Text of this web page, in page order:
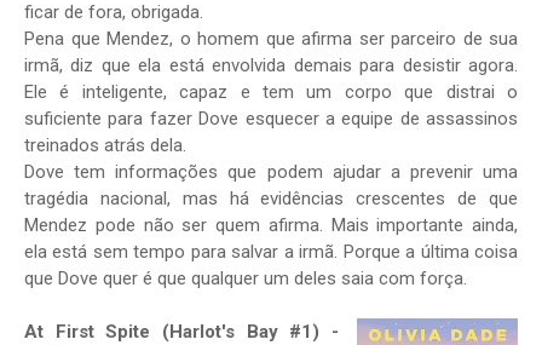
ficar de fora, obrigada.
Pena que Mendez, o homem que afirma ser parceiro de sua
irmã, diz que ela está envolvida demais para desistir agora.
Ele é inteligente, capaz e tem um corpo que distrai o
suficiente para fazer Dove esquecer a equipe de assassinos
treinados atrás dela.
Dove tem informações que podem ajudar a prevenir uma
tragédia nacional, mas há evidências crescentes de que
Mendez pode não ser quem afirma. Mais importante ainda,
ela está sem tempo para salvar a irmã. Porque a última coisa
que Dove quer é que qualquer um deles saia com força.
At First Spite (Harlot's Bay #1) -